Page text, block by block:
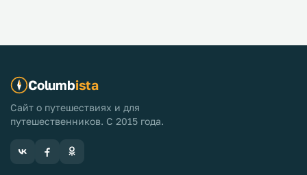
Columbista
Сайт о путешествиях и для
путешественников. С 2015 года.